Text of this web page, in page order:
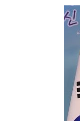
방금 전
방금 전